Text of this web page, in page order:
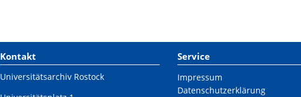
Kontakt
Universitätsarchiv Rostock
Service
Impressum
Datenschutzerklärung